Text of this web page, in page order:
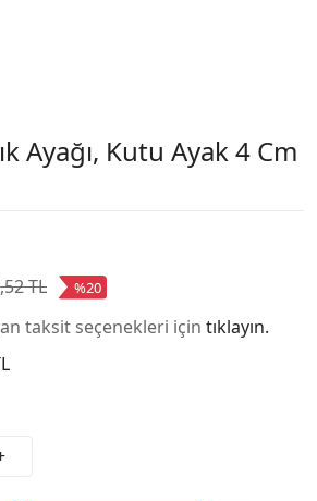
Ayağı, Kutu Ayak 4 Cm
TL %20
taksit seçenekleri için tıklayın.